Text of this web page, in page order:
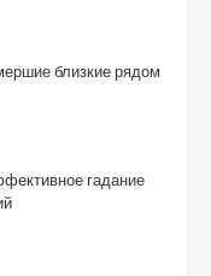
близкие рядом
гадание